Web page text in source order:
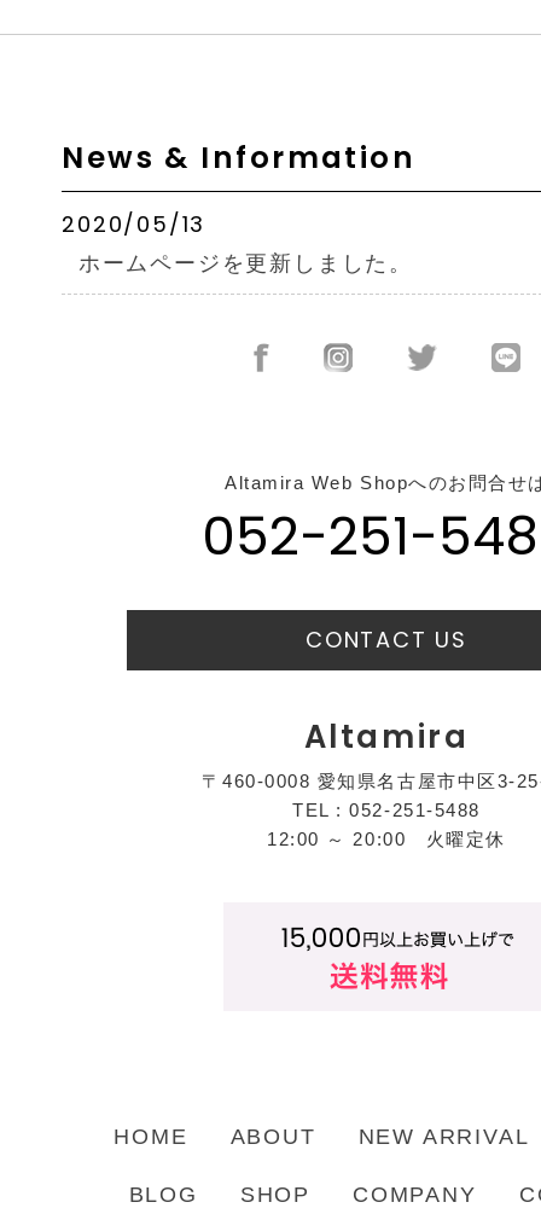
News & Information
2020/05/13
ホームページを更新しました。
Altamira Web Shopへのお問合せ
052-251-
CONTACT US
Altamira
〒460-0008 愛知県名古屋市中区3-
TEL : 052-251-5488
12:00 ～ 20:00 火曜定休
HOME ABOUT NEW ARRIVAL
BLOG SHOP COMPANY